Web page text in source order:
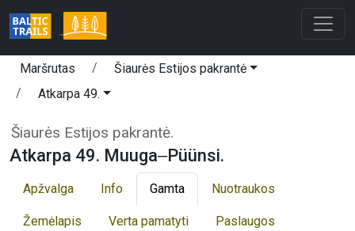
Maršrutas
Šiaurės Estijos pakrantė
Atkarpa 49.
Šiaurės Estijos pakrantė.
Atkarpa 49. Muuga‒Püünsi.
Apžvalga Info Gamta Nuotraukos
Žemėlapis Verta pamatyti Paslaugos